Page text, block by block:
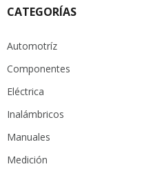
CATEGORÍAS
Automotríz
Componentes
Eléctrica
Inalámbricos
Manuales
Medición